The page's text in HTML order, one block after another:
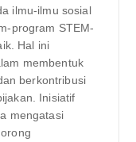
ilmu-ilmu sosial
program STEM-
Hal ini
membentuk
berkontribusi
Inisiatif
mengatasi